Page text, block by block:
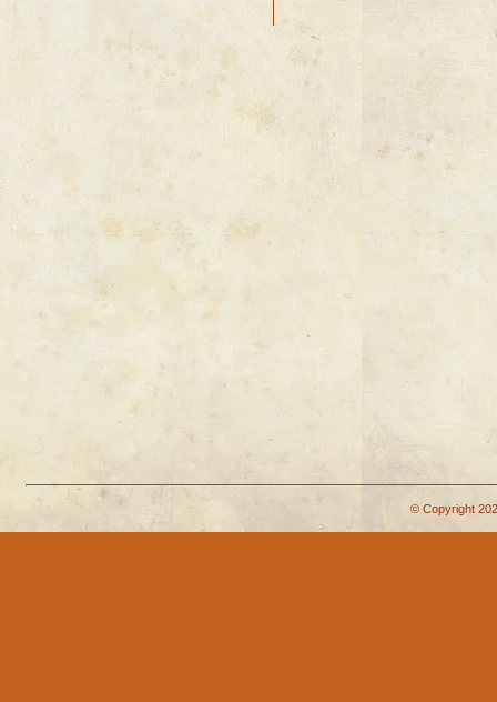
© Copyright